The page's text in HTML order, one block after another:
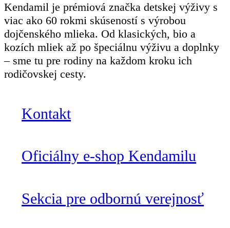
Kendamil je prémiová značka detskej výživy s
viac ako 60 rokmi skúseností s výrobou
dojčenského mlieka. Od klasických, bio a
kozích mliek až po špeciálnu výživu a doplnky
– sme tu pre rodiny na každom kroku ich
rodičovskej cesty.
Kontakt
Oficiálny e-shop Kendamilu
Sekcia pre odbornú verejnosť